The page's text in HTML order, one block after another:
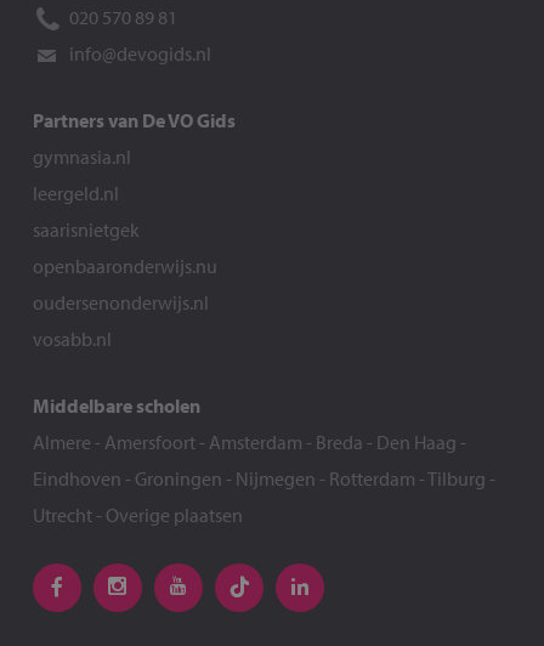
020 570 89 81
info@devogids.nl
Partners van De VO Gids
gymnasia.nl
leergeld.nl
saarisnietgek
openbaaronderwijs.nu
oudersenonderwijs.nl
vosabb.nl
Middelbare scholen
Almere - Amersfoort- Amsterdam - Breda - Den Haag -
Eindhoven - Groningen - Nijmegen - Rotterdam -Tilburg -
Utrecht- Overige plaatsen